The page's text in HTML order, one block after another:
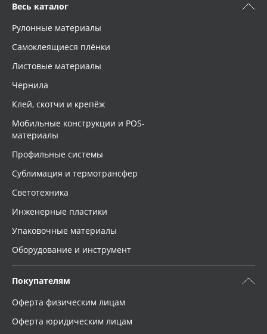
Весь каталог
Рулонные материалы
Самоклеящиеся плёнки
Листовые материалы
Чернила
Клей, скотчи и крепёж
Мобильные конструкции и POS-
материалы
Профильные системы
Сублимация и термотрансфер
Светотехника
Инженерные пластики
Упаковочные материалы
Оборудование и инструмент
Покупателям
Оферта физическим лицам
Оферта юридическим лицам